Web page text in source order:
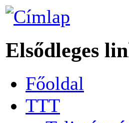
Elsődleges
Főoldal
TTT